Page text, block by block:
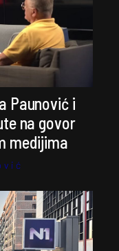
Paunović i
na govor
medijima